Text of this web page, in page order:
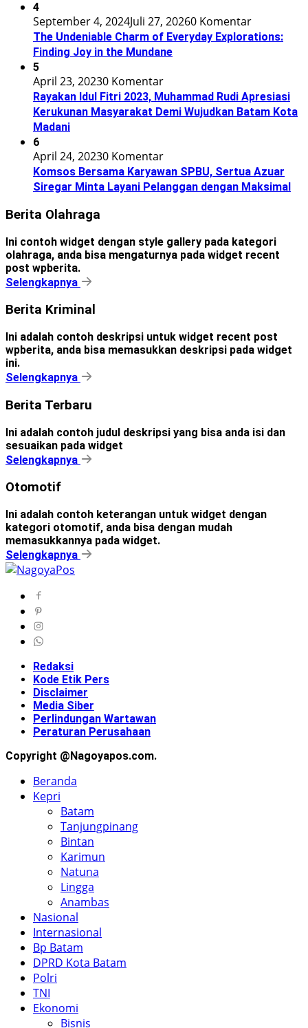
4
September 4, 2024Juli 27, 20260 Komentar
The Undeniable Charm of Everyday Explorations:
Finding Joy in the Mundane
5
April 23, 20230 Komentar
Rayakan Idul Fitri 2023, Muhammad Rudi Apresiasi
Kerukunan Masyarakat Demi Wujudkan Batam Kota
Madani
6
April 24, 20230 Komentar
Komsos Bersama Karyawan SPBU, Sertua Azuar
Siregar Minta Layani Pelanggan dengan Maksimal
Berita Olahraga
Ini contoh widget dengan style gallery pada kategori
olahraga, anda bisa mengaturnya pada widget recent
post wpberita.
Selengkapnya
Berita Kriminal
Ini adalah contoh deskripsi untuk widget recent post
wpberita, anda bisa memasukkan deskripsi pada widget
ini.
Selengkapnya
Berita Terbaru
Ini adalah contoh judul deskripsi yang bisa anda isi dan
sesuaikan pada widget
Selengkapnya
Otomotif
Ini adalah contoh keterangan untuk widget dengan
kategori otomotif, anda bisa dengan mudah
memasukkannya pada widget.
Selengkapnya
Redaksi
Kode Etik Pers
Disclaimer
Media Siber
Perlindungan Wartawan
Peraturan Perusahaan
Copyright @Nagoyapos.com.
Beranda
Kepri
Batam
Tanjungpinang
Bintan
Karimun
Natuna
Lingga
Anambas
Nasional
Internasional
Bp Batam
DPRD Kota Batam
Polri
TNI
Ekonomi
Bisnis